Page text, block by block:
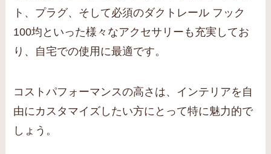
ト、プラグ、そして必須のダクトレール フック
100均といった様々なアクセサリーも充実してお
り、自宅での使用に最適です。
コストパフォーマンスの高さは、インテリアを自
由にカスタマイズしたい方にとって特に魅力的で
しょう。